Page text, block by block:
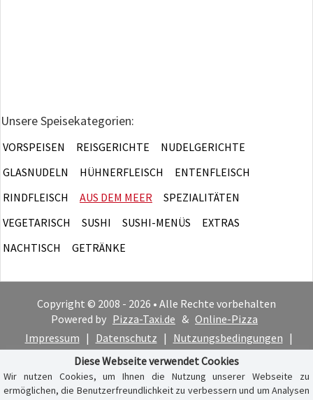
Unsere Speisekategorien:
VORSPEISEN REISGERICHTE
NUDELGERICHTE
GLASNUDELN
HÜHNERFLEISCH
ENTENFLEISCH
RINDFLEISCH
AUS DEM MEER
SPEZIALITÄTEN
VEGETARISCH
SUSHI SUSHI-MENÜS
EXTRAS
NACHTISCH
GETRÄNKE
Copyright © 2008 - 2026 • Alle Rechte vorbehalten
Powered by Pizza-Taxi.de & Online-Pizza
Impressum | Datenschutz | Nutzungsbedingungen |
Cookie-Hinweis
Diese Webseite verwendet Cookies
Wir nutzen Cookies, um Ihnen die Nutzung unserer Webseite zu
ermöglichen, die Benutzerfreundlichkeit zu verbessern und um Analysen